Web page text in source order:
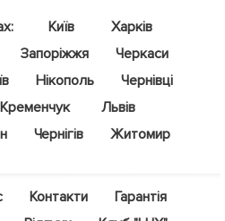
Київ
Харків
Запоріжжя
Черкаси
Нікополь
Чернівці
Кременчук
Львів
Чернігів Житомир
Контакти
Гарантія